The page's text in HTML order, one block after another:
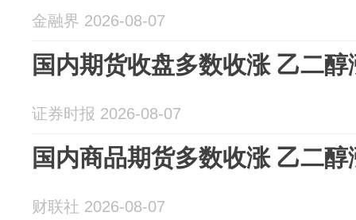
金融界 2026-08-07
国内期货收盘多数收涨 乙二
证券时报 2026-08-07
国内商品期货多数收涨 乙二
财联社 2026-08-07